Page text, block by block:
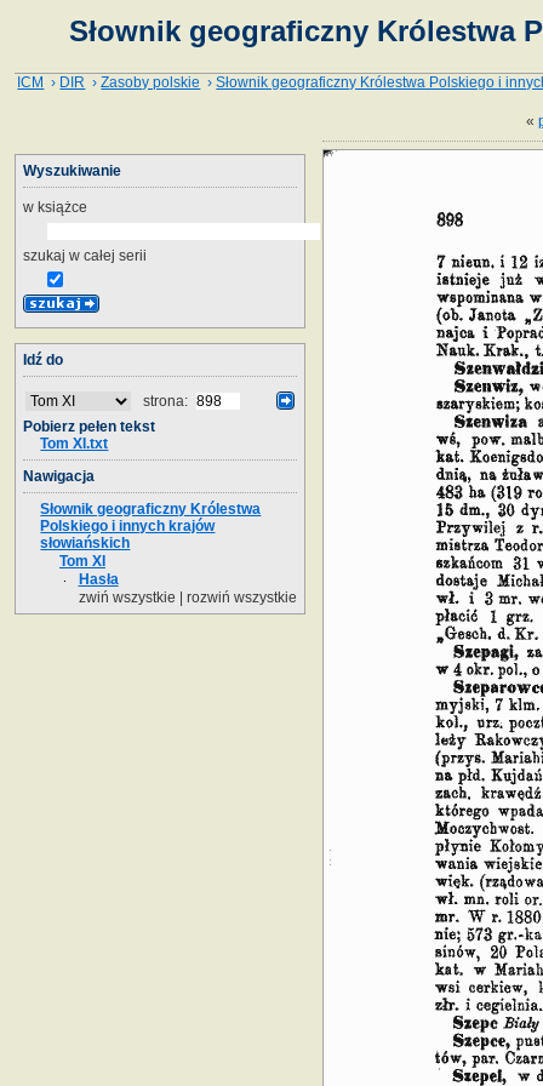
Słownik geograficzny Królestwa
ICM › DIR ›Zasoby polskie ›Słownik geograficzny Królestwa Polskiego i
«
Wyszukiwanie
w książce
szukaj w całej serii
Idź do
strona:
Pobierz pełen tekst
Tom XI.txt
Nawigacja
Słownik geograficzny Królestwa
Polskiego i innych krajów
słowiańskich
Tom XI
Hasła
zwiń wszystkie
rozwiń wszystkie